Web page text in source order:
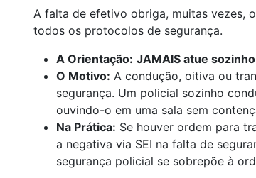
A falta de efetivo obriga, muitas vezes,
todos os protocolos de segurança.
A Orientação: JAMAIS atue
O Motivo: A condução, oitiva ou
segurança. Um policial sozinho
ouvindo-o em uma sala sem
Na Prática: Se houver ordem para
a negativa via SEI na falta de
segurança policial se sobrepõe à